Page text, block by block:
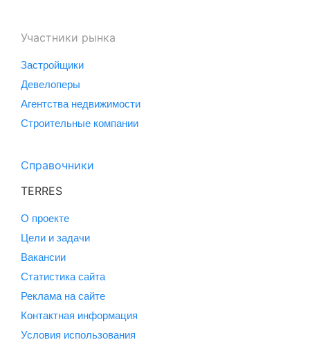
Участники рынка
Застройщики
Девелоперы
Агентства недвижимости
Строительные компании
Справочники
TERRES
О проекте
Цели и задачи
Вакансии
Статистика сайта
Реклама на сайте
Контактная информация
Условия использования